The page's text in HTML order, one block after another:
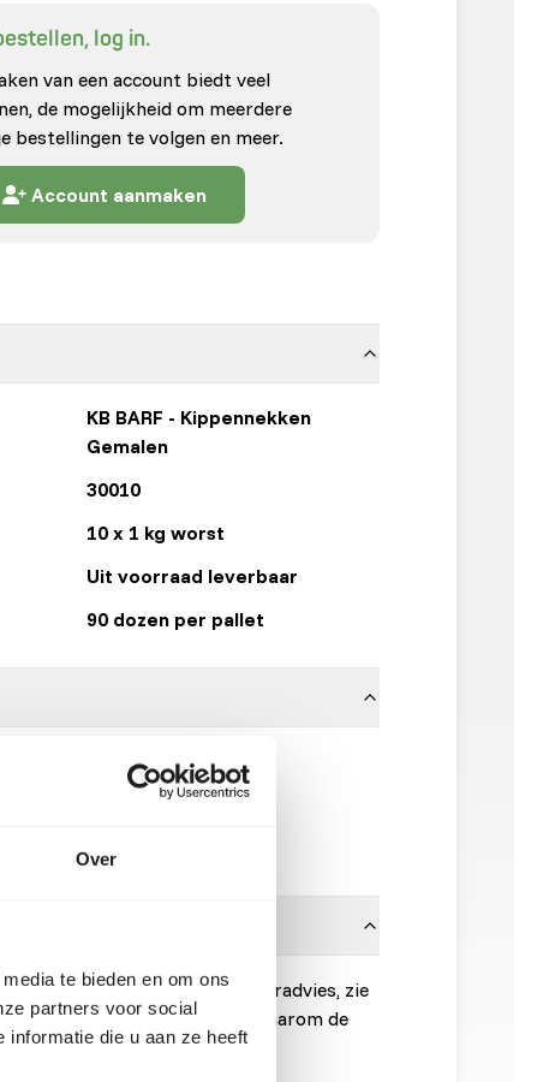
Over
te bieden en om ons
partners voor social
informatie die u aan ze heeft
log in.
van een account biedt veel
de mogelijkheid om meerdere
bestellingen te volgen en meer.
Account aanmaken
KB BARF - Kippennekken
Gemalen
30010
10 x 1 kg worst
Uit voorraad leverbaar
90 dozen per pallet
100% kippennek
Klik hier
is noodzakelijk. Voor voeradvies, zie
een rauw diervoeder. Houd daarom de
ziewww.feed-raw-right.eu